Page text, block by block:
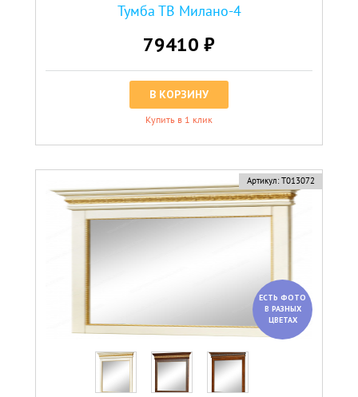
Тумба ТВ Милано-4
79410 ₽
В КОРЗИНУ
Купить в 1 клик
Артикул: Т013072
ЕСТЬ ФОТО
В РАЗНЫХ
ЦВЕТАХ